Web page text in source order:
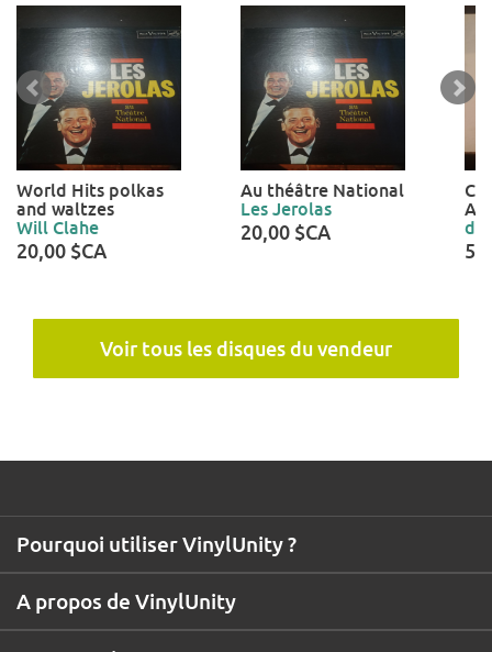
World Hits polkas
and waltzes
Will Clahe
20,00 $CA
Au théâtre National
Les Jerolas
20,00 $CA
Au
Voir tous les disques du vendeur
A propos de VinylUnity
Pourquoi utiliser VinylUnity ?